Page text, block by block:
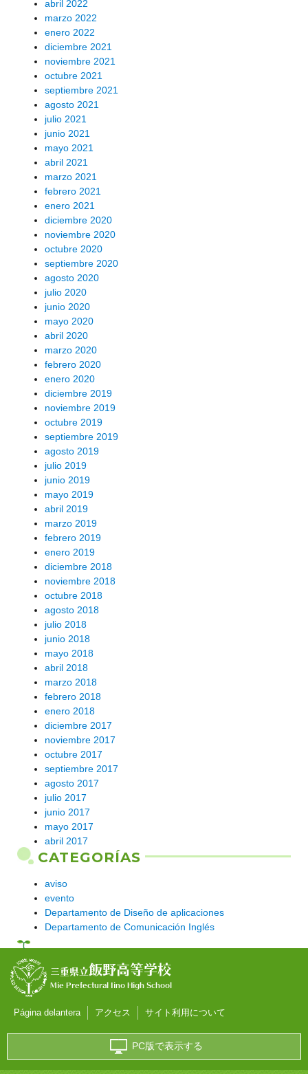
abril 2022
marzo 2022
enero 2022
diciembre 2021
noviembre 2021
octubre 2021
septiembre 2021
agosto 2021
julio 2021
junio 2021
mayo 2021
abril 2021
marzo 2021
febrero 2021
enero 2021
diciembre 2020
noviembre 2020
octubre 2020
septiembre 2020
agosto 2020
julio 2020
junio 2020
mayo 2020
abril 2020
marzo 2020
febrero 2020
enero 2020
diciembre 2019
noviembre 2019
octubre 2019
septiembre 2019
agosto 2019
julio 2019
junio 2019
mayo 2019
abril 2019
marzo 2019
febrero 2019
enero 2019
diciembre 2018
noviembre 2018
octubre 2018
agosto 2018
julio 2018
junio 2018
mayo 2018
abril 2018
marzo 2018
febrero 2018
enero 2018
diciembre 2017
noviembre 2017
octubre 2017
septiembre 2017
agosto 2017
julio 2017
junio 2017
mayo 2017
abril 2017
CATEGORÍAS
aviso
evento
Departamento de Diseño de aplicaciones
Departamento de Comunicación Inglés
三重県立飯野高等学校
Mie Prefectural Iino High School
Página delantera アクセス サイト利用について
PC版で表示する